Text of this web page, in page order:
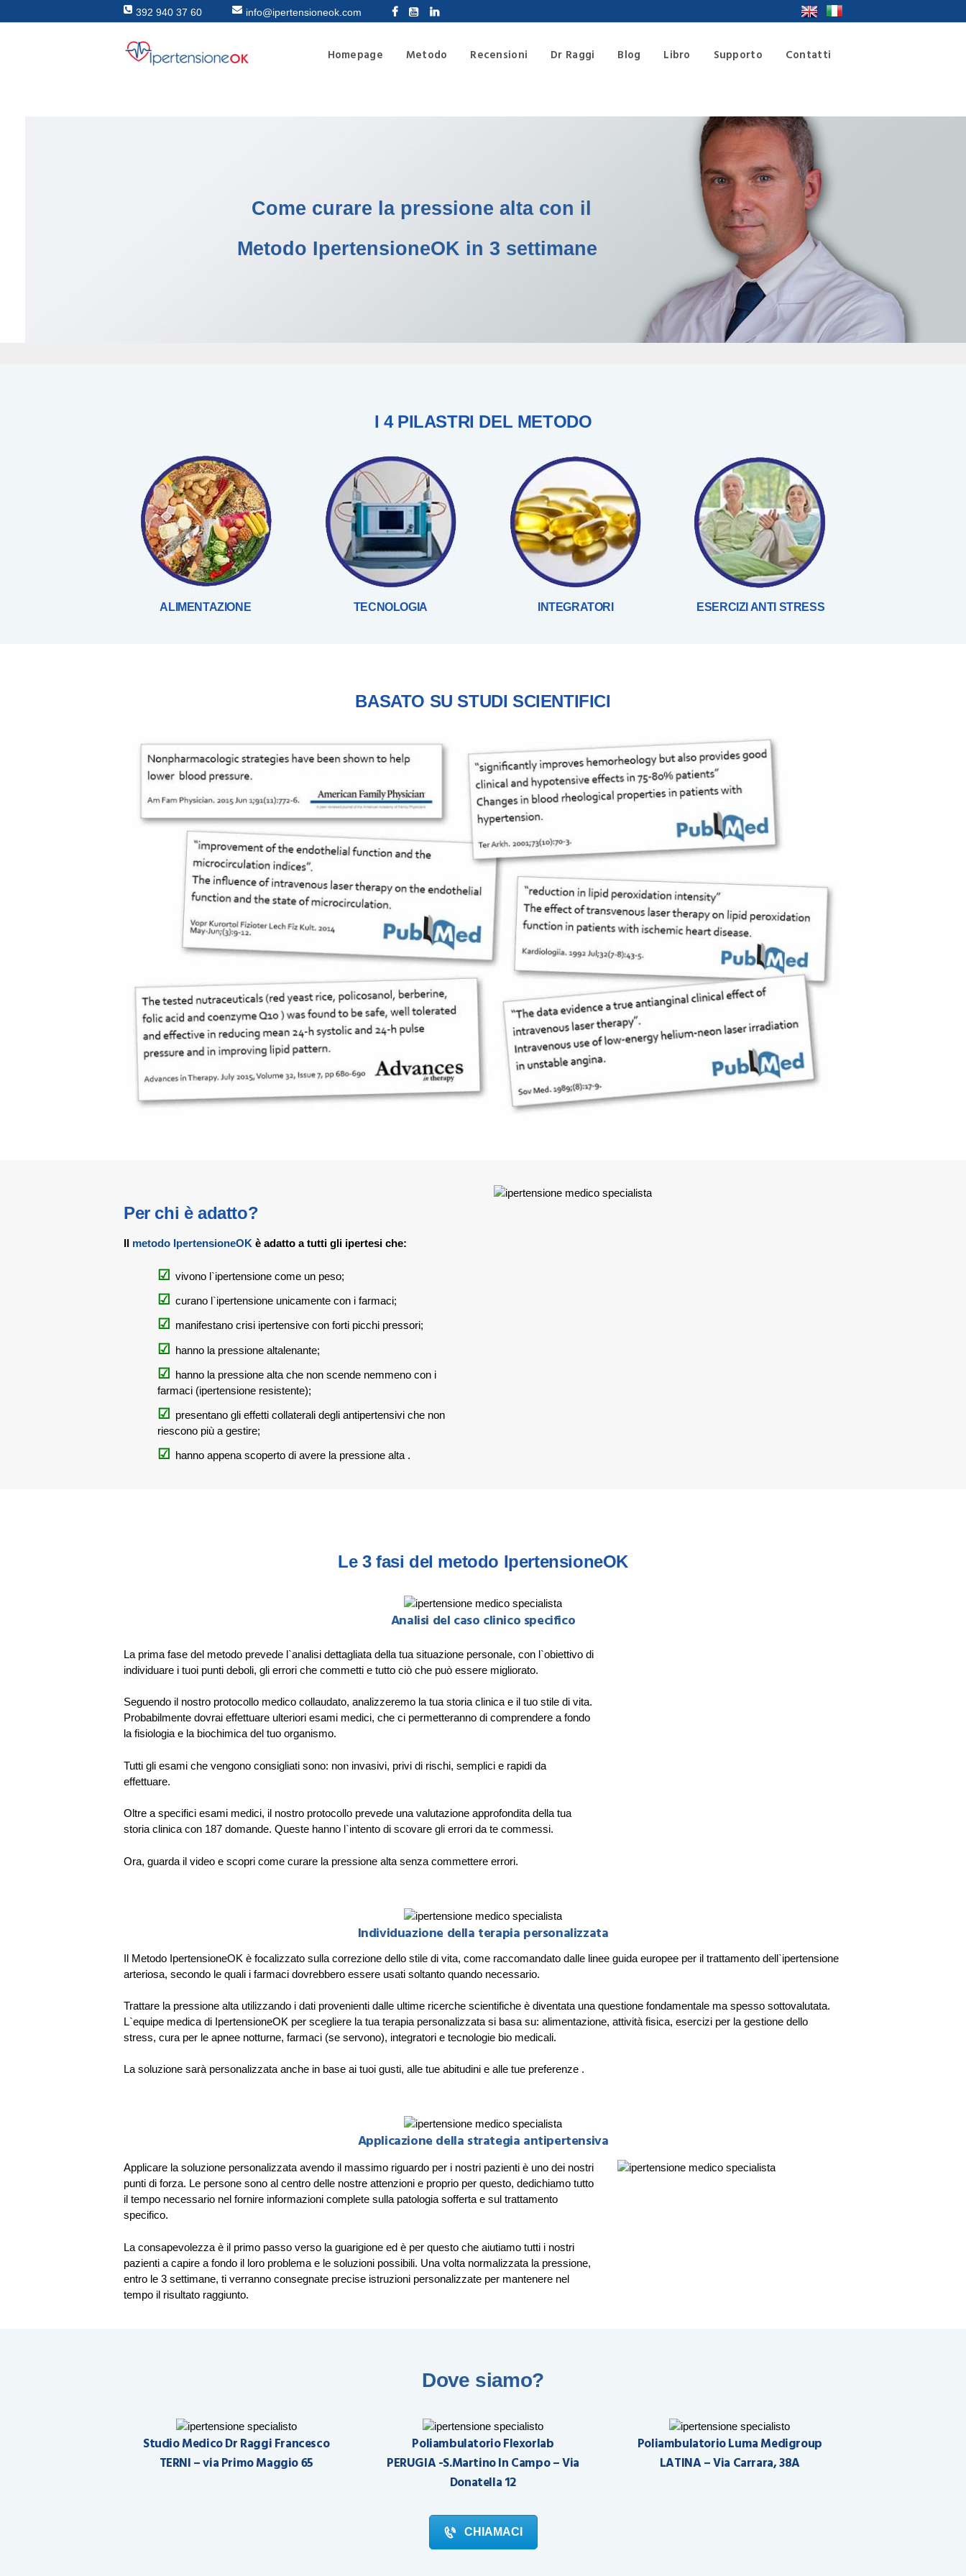
392 940 37 60 info@ipertensioneok.com
Homepage Metodo Recensioni Dr Raggi Blog Libro Supporto Contatti
HOMEPAGE
METODO
LIBRO
SUPPORTO
Come curare la pressione alta con il
Metodo IpertensioneOK in 3 settimane
I 4 PILASTRI DEL METODO
ALIMENTAZIONE TECNOLOGIA INTEGRATORI ESERCIZI ANTI STRESS
BASATO SU STUDI SCIENTIFICI
Per chi è adatto?
Il metodo IpertensioneOK è adatto a tutti gli ipertesi che:
vivono l`ipertensione come un peso;
curano l`ipertensione unicamente con i farmaci;
manifestano crisi ipertensive con forti picchi pressori;
hanno la pressione altalenante;
hanno la pressione alta che non scende nemmeno con i
farmaci (ipertensione resistente);
presentano gli effetti collaterali degli antipertensivi che non
riescono più a gestire;
hanno appena scoperto di avere la pressione alta .
Le 3 fasi del metodo IpertensioneOK
Analisi del caso clinico specifico
La prima fase del metodo prevede l`analisi dettagliata della tua situazione personale, con l`obiettivo di
individuare i tuoi punti deboli, gli errori che commetti e tutto ciò che può essere migliorato.
Seguendo il nostro protocollo medico collaudato, analizzeremo la tua storia clinica e il tuo stile di vita.
Probabilmente dovrai effettuare ulteriori esami medici, che ci permetteranno di comprendere a fondo
la fisiologia e la biochimica del tuo organismo.
Tutti gli esami che vengono consigliati sono: non invasivi, privi di rischi, semplici e rapidi da
effettuare.
Oltre a specifici esami medici, il nostro protocollo prevede una valutazione approfondita della tua
storia clinica con 187 domande. Queste hanno l`intento di scovare gli errori da te commessi.
Ora, guarda il video e scopri come curare la pressione alta senza commettere errori.
Individuazione della terapia personalizzata
Il Metodo IpertensioneOK è focalizzato sulla correzione dello stile di vita, come raccomandato dalle linee guida europee per il trattamento dell`ipertensione
arteriosa, secondo le quali i farmaci dovrebbero essere usati soltanto quando necessario.
Trattare la pressione alta utilizzando i dati provenienti dalle ultime ricerche scientifiche è diventata una questione fondamentale ma spesso sottovalutata.
L`equipe medica di IpertensioneOK per scegliere la tua terapia personalizzata si basa su: alimentazione, attività fisica, esercizi per la gestione dello
stress, cura per le apnee notturne, farmaci (se servono), integratori e tecnologie bio medicali.
La soluzione sarà personalizzata anche in base ai tuoi gusti, alle tue abitudini e alle tue preferenze .
Applicazione della strategia antipertensiva
Applicare la soluzione personalizzata avendo il massimo riguardo per i nostri pazienti è uno dei nostri
punti di forza. Le persone sono al centro delle nostre attenzioni e proprio per questo, dedichiamo tutto
il tempo necessario nel fornire informazioni complete sulla patologia sofferta e sul trattamento
specifico.
La consapevolezza è il primo passo verso la guarigione ed è per questo che aiutiamo tutti i nostri
pazienti a capire a fondo il loro problema e le soluzioni possibili. Una volta normalizzata la pressione,
entro le 3 settimane, ti verranno consegnate precise istruzioni personalizzate per mantenere nel
tempo il risultato raggiunto.
Dove siamo?
Studio Medico Dr Raggi Francesco
TERNI – via Primo Maggio 65
Poliambulatorio Flexorlab
PERUGIA -S.Martino In Campo – Via
Donatella 12
Poliambulatorio Luma Medigroup
LATINA – Via Carrara, 38A
CHIAMACI